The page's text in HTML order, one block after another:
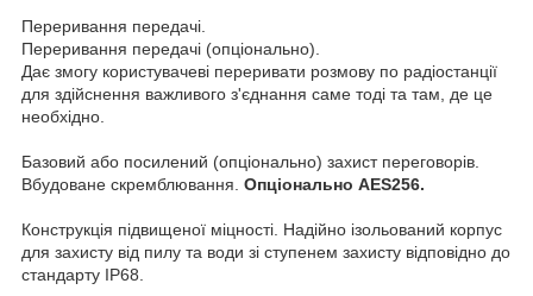
Переривання передачі.
Переривання передачі (опціонально).
Дає змогу користувачеві переривати розмову по радіостанції
для здійснення важливого з'єднання саме тоді та там, де це
необхідно.
Базовий або посилений (опціонально) захист переговорів.
Вбудоване скремблювання. Опціонально AES256.
Конструкція підвищеної міцності. Надійно ізольований корпус
для захисту від пилу та води зі ступенем захисту відповідно до
стандарту IP68.